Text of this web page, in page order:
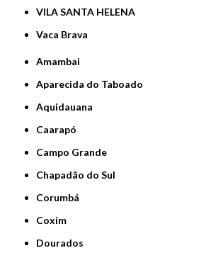
VILA SANTA HELENA
Vaca Brava
Amambai
Aparecida do Taboado
Aquidauana
Caarapó
Campo Grande
Chapadão do Sul
Corumbá
Coxim
Dourados